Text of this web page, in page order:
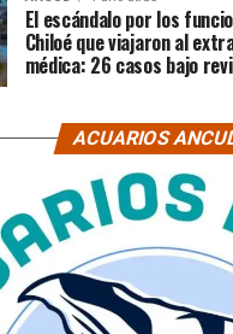
El escándalo por los
Chiloé que viajaron al
médica: 26 casos bajo
ACUARIOS